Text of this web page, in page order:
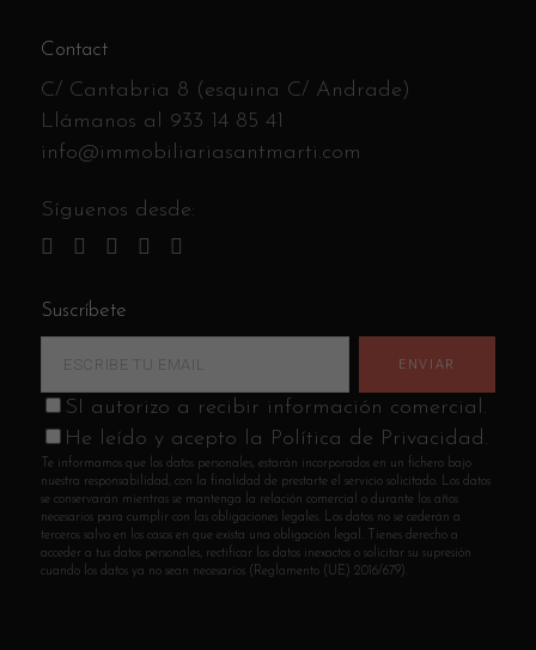
Contact
C/ Cantabria 8 (esquina C/ Andrade)
Llámanos al 933 14 85 41
info@immobiliariasantmarti.com
Síguenos desde:
Suscríbete
SI autorizo a recibir información comercial.
He leído y acepto la Política de Privacidad.
Te informamos que los datos personales, estarán incorporados en un fichero bajo
nuestra responsabilidad, con la finalidad de prestarte el servicio solicitado. Los datos
se conservarán mientras se mantenga la relación comercial o durante los años
necesarios para cumplir con las obligaciones legales. Los datos no se cederán a
terceros salvo en los casos en que exista una obligación legal. Tienes derecho a
acceder a tus datos personales, rectificar los datos inexactos o solicitar su supresión
cuando los datos ya no sean necesarios (Reglamento (UE) 2016/679).